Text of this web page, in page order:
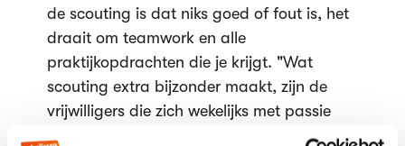
de scouting is dat niks goed of fout is, het
draait om teamwork en alle
praktijkopdrachten die je krijgt. "Wat
scouting extra bijzonder maakt, zijn de
vrijwilligers die zich wekelijks met passie
inzetten. Scouting is echt voor de stoere